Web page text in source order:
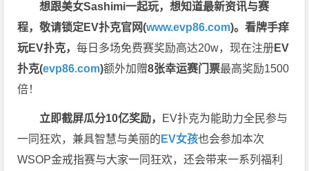
想跟美女Sashimi一起玩，想知道最新资讯与赛
程，敬请锁定EV扑克官网(www.evp86.com)。看牌手痒
玩EV扑克，每日多场免费赛奖励高达20w，现在注册EV
扑克(evp86.com)额外加赠8张幸运赛门票最高奖励1500
倍！
立即截屏瓜分10亿奖励， EV扑克为能助力全民参与
一同狂欢，兼具智慧与美丽的 EV女孩也会参加本次
WSOP金戒指赛与大家一同狂欢，还会带来一系列福利